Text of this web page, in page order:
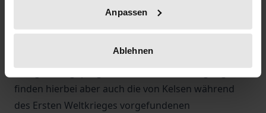
Anpassen
Ablehnen
Aufarbeitung der grundlegenden zeitgenössischen
Schüler beeinflußten und zugleich von ihnen
finden hierbei aber auch die von Kelsen während
des Ersten Weltkrieges vorgefundenen